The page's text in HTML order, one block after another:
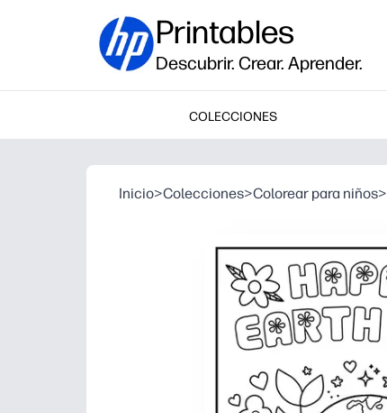
Printables
Descubrir. Crear. Aprender.
COLECCIONES
Inicio>Colecciones>Colorear para niños>